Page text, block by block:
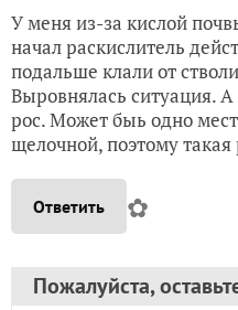
У меня из-за кислой
начал раскислитель
подальше клали от
Выровнялась ситуация.
рос. Может быь одно
щелочной, поэтому такая
Ответить ✿
Пожалуйста,